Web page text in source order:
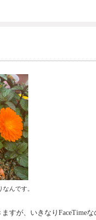
んです。
すが、いきなりFaceTimeな